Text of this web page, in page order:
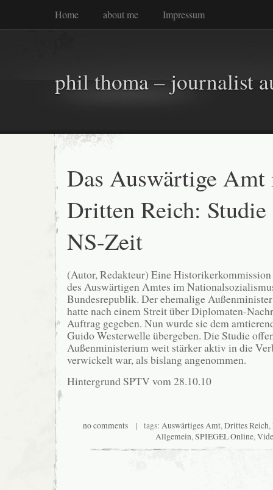
Home about me Impressum
phil thoma – journalist
Das Auswärtige
Dritten Reich: Studie
NS-Zeit
(Autor, Redakteur) Eine
des Auswärtigen Amtes im
Bundesrepublik. Der ehemalige
hatte nach einem Streit über Diplomaten-
Auftrag gegeben. Nun wurde sie dem
Guido Westerwelle übergeben. Die Studie
Außenministerium weit stärker aktiv in die
verwickelt war, als bislang angenommen.
Hintergrund SPTV vom 28.10.10
no comments | tags: Auswärtiges Amt,Drittes Reich,
Allgemein,SPIEGEL Online,